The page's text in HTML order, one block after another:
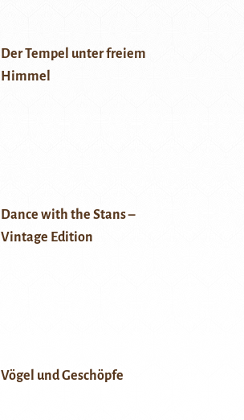
Der Tempel unter freiem
Himmel
Dance with the Stans –
Vintage Edition
Vögel und Geschöpfe